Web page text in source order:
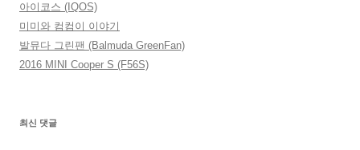
아이코스 (IQOS)
미미와 컴컴이 이야기
발뮤다 그린팬 (Balmuda GreenFan)
2016 MINI Cooper S (F56S)
최신 댓글